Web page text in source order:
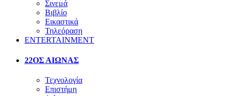
Σινεμά
Βιβλίο
Εικαστικά
Τηλεόραση
ENTERTAINMENT
22ΟΣ ΑΙΩΝΑΣ
Τεχνολογία
Επιστήμη